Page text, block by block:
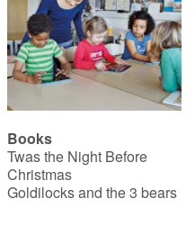
Books
Twas the Night Before
Christmas
Goldilocks and the 3 bears